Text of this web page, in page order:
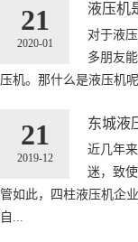
21
2020-01
液压机
对于液
多朋友
压机。那什么是液压机
21
2019-12
东城液
近几年
迷，致
管如此，四柱液压机企
自...